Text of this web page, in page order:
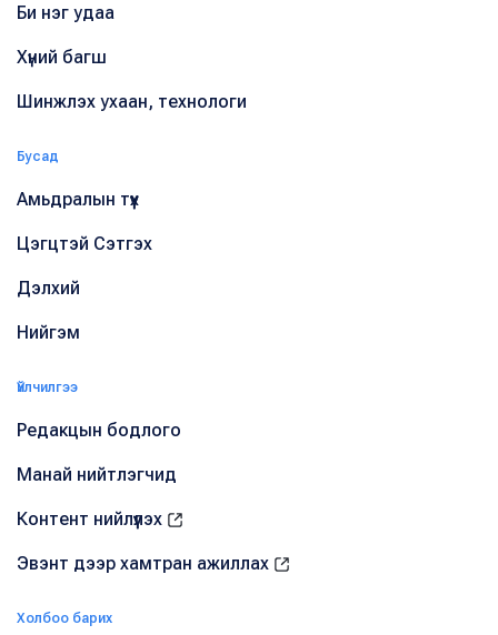
Би нэг удаа
Хүний багш
Шинжлэх ухаан, технологи
Бусад
Амьдралын түүх
Цэгцтэй Сэтгэх
Дэлхий
Нийгэм
Үйлчилгээ
Редакцын бодлого
Манай нийтлэгчид
Контент нийлүүлэх
Эвэнт дээр хамтран ажиллах
Холбоо барих